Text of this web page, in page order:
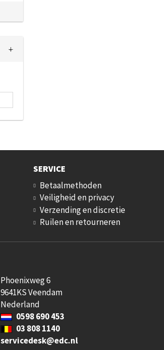
-
+
SERVICE
Betaalmethoden
Veiligheid en privacy
Verzending en discretie
Ruilen en retourneren
Phoenixweg 6
9641KS Veendam
Nederland
0598 690 453
03 808 1140
servicedesk@edc.nl